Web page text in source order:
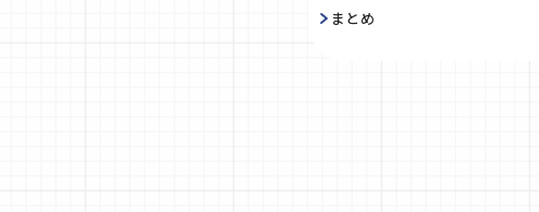
まとめ